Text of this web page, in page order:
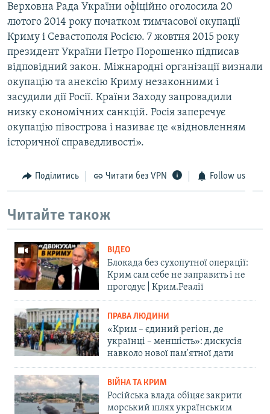
Верховна Рада України офіційно оголосила 20
лютого 2014 року початком тимчасової окупації
Криму і Севастополя Росією. 7 жовтня 2015 року
президент України Петро Порошенко підписав
відповідний закон. Міжнародні організації визнали
окупацію та анексію Криму незаконними і
засудили дії Росії. Країни Заходу запровадили
низку економічних санкцій. Росія заперечує
окупацію півострова і називає це «відновленням
історичної справедливості».
Поділитись Читати без VPN Follow us
Читайте також
ВІДЕО
Блокада без сухопутної операції:
Крим сам себе не заправить і не
прогодує | Крим.Реалії
ПРАВА ЛЮДИНИ
«Крим – єдиний регіон, де
українці – меншість»: дискусія
навколо нової пам'ятної дати
ВІЙНА ТА КРИМ
Російська влада обіцяє закрити
морський шлях українським